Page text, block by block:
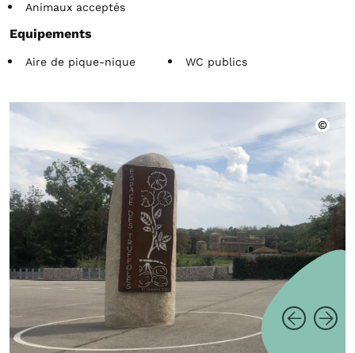
Animaux acceptés
Equipements
Aire de pique-nique WC publics